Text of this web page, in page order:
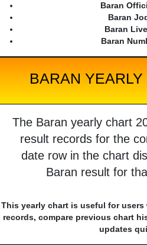
Baran
Baran
Baran
Baran
BARAN
The Baran yearly chart
result records for the
date row in the chart
Baran result for
This yearly chart is useful for
records, compare previous chart
updates